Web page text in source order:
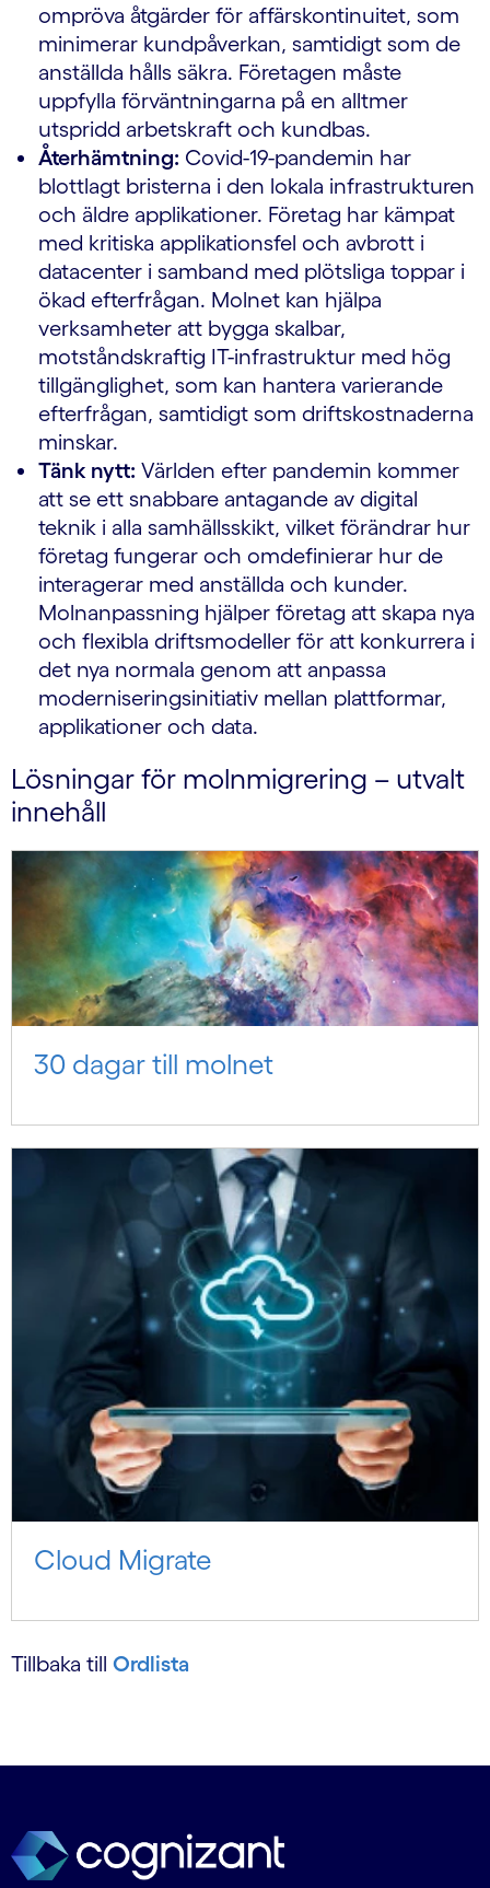
ompröva åtgärder för affärskontinuitet, som
minimerar kundpåverkan, samtidigt som de
anställda hålls säkra. Företagen måste
uppfylla förväntningarna på en alltmer
utspridd arbetskraft och kundbas.
Återhämtning: Covid-19-pandemin har
blottlagt bristerna i den lokala infrastrukturen
och äldre applikationer. Företag har kämpat
med kritiska applikationsfel och avbrott i
datacenter i samband med plötsliga toppar i
ökad efterfrågan. Molnet kan hjälpa
verksamheter att bygga skalbar,
motståndskraftig IT-infrastruktur med hög
tillgänglighet, som kan hantera varierande
efterfrågan, samtidigt som driftskostnaderna
minskar.
Tänk nytt: Världen efter pandemin kommer
att se ett snabbare antagande av digital
teknik i alla samhällsskikt, vilket förändrar hur
företag fungerar och omdefinierar hur de
interagerar med anställda och kunder.
Molnanpassning hjälper företag att skapa nya
och flexibla driftsmodeller för att konkurrera i
det nya normala genom att anpassa
moderniseringsinitiativ mellan plattformar,
applikationer och data.
Lösningar för molnmigrering – utvalt
innehåll
30 dagar till molnet
Cloud Migrate
Tillbaka till Ordlista